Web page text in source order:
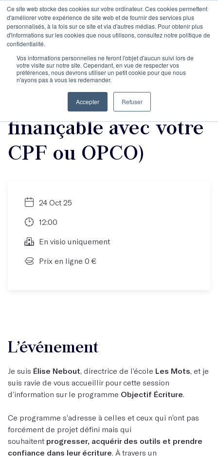
Ce site web stocke des cookies sur votre ordinateur. Ces cookies permettent
d'améliorer votre expérience de site web et de fournir des services plus
personnalisés, à la fois sur ce site et via d'autres médias. Pour obtenir plus
d'informations sur les cookies que nous utilisons, consultez notre politique de
confidentialité.
Vos informations personnelles ne feront l'objet d'aucun suivi lors de
votre visite sur notre site. Cependant, en vue de respecter vos
préférences, nous devrons utiliser un petit cookie pour que nous
n'ayons pas à vous les redemander.
Accepter Refuser
Objectif Écriture :
une année pour
écrire ! (programme
finançable avec votre
CPF ou OPCO)
24 Oct 25
12:00
En visio uniquement
Prix en ligne 0 €
L’événement
Je suis Élise Nebout, directrice de l’école Les Mots, et je
suis ravie de vous accueillir pour cette session
d’information sur le programme Objectif Écriture.
Ce programme s’adresse à celles et ceux qui n’ont pas
forcément de projet défini mais qui
souhaitent progresser, acquérir des outils et prendre
confiance dans leur écriture. À travers un